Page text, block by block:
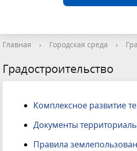
Главная › Городская среда ›
Градостроительство
Комплексное развитие
Документы
Правила